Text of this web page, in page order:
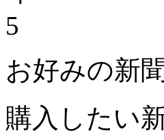
5
お好みの新
購入したい